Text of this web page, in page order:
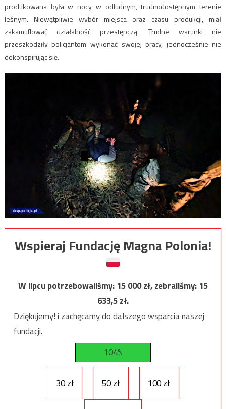
produkowana była w nocy w odludnym, trudnodostępnym terenie
leśnym. Niewątpliwie wybór miejsca oraz czasu produkcji, miał
zakamuflować działalność przestępczą. Trudne warunki nie
przeszkodziły policjantom wykonać swojej pracy, jednocześnie nie
dekonspirując się.
Wspieraj Fundację Magna Polonia!
W lipcu potrzebowaliśmy:15 000zł, zebraliśmy:15
633,5zł.
Dziękujemy! i zachęcamy do dalszego wsparcia naszej
fundacji.
104%
30 zł 50 zł 100 zł